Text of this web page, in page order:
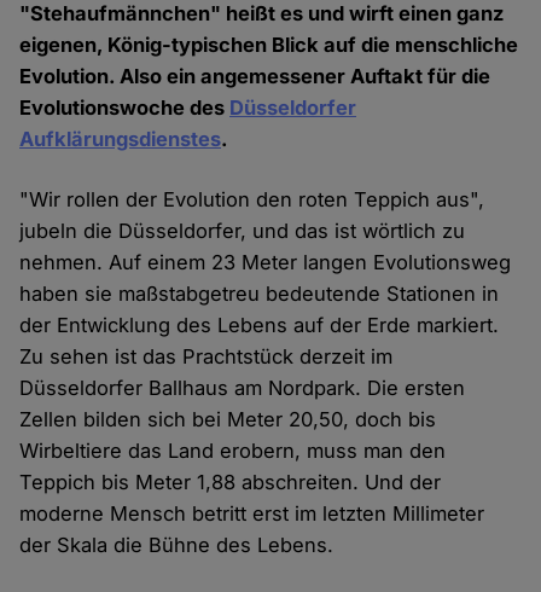
"Stehaufmännchen" heißt es und wirft einen ganz
eigenen, König-typischen Blick auf die menschliche
Evolution. Also ein angemessener Auftakt für die
Evolutionswoche des Düsseldorfer
Aufklärungsdienstes.
"Wir rollen der Evolution den roten Teppich aus",
jubeln die Düsseldorfer, und das ist wörtlich zu
nehmen. Auf einem 23 Meter langen Evolutionsweg
haben sie maßstabgetreu bedeutende Stationen in
der Entwicklung des Lebens auf der Erde markiert.
Zu sehen ist das Prachtstück derzeit im
Düsseldorfer Ballhaus am Nordpark. Die ersten
Zellen bilden sich bei Meter 20,50, doch bis
Wirbeltiere das Land erobern, muss man den
Teppich bis Meter 1,88 abschreiten. Und der
moderne Mensch betritt erst im letzten Millimeter
der Skala die Bühne des Lebens.